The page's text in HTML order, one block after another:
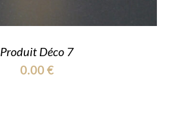
Produit Déco 7
0.00 €